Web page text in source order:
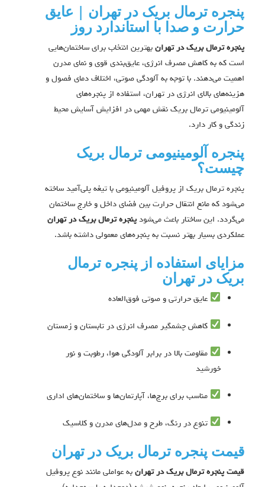
پنجره ترمال بریک در تهران | عایق
حرارت و صدا با استاندارد روز
پنجره ترمال بریک در تهران بهترین انتخاب برای ساختمان‌هایی
است که به کاهش مصرف انرژی، عایق‌بندی قوی و نمای مدرن
اهمیت می‌دهند. با توجه به آلودگی صوتی، اختلاف دمای فصول و
هزینه‌های بالای انرژی در تهران، استفاده از پنجره‌های
آلومینیومی ترمال بریک نقش مهمی در افزایش آسایش محیط
زندگی و کار دارد.
پنجره آلومینیومی ترمال بریک
چیست؟
پنجره ترمال بریک از پروفیل آلومینیومی با تیغه پلی‌آمید ساخته
می‌شود که مانع انتقال حرارت بین فضای داخل و خارج ساختمان
می‌گردد. این ساختار باعث می‌شود پنجره ترمال بریک در تهران
عملکردی بسیار بهتر نسبت به پنجره‌های معمولی داشته باشد.
مزایای استفاده از پنجره ترمال
بریک در تهران
عایق حرارتی و صوتی فوق‌العاده
کاهش چشمگیر مصرف انرژی در تابستان و زمستان
مقاومت بالا در برابر آلودگی هوا، رطوبت و نور
خورشید
مناسب برای برج‌ها، آپارتمان‌ها و ساختمان‌های اداری
تنوع در رنگ، طرح و مدل‌های مدرن و کلاسیک
قیمت پنجره ترمال بریک در تهران
قیمت پنجره ترمال بریک در تهران به عواملی مانند نوع پروفیل